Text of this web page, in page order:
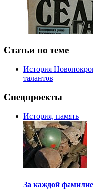
Статьи по теме
История
талантов
Спецпроекты
История, память
За каждой